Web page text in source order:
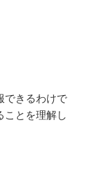
できるわけで
ことを理解し